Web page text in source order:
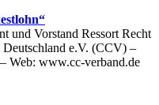
und Vorstand Ressort Recht
e.V. (CCV) –
Web: www.cc-verband.de